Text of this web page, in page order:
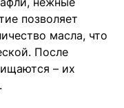
позволяет
масла, что
После
– их